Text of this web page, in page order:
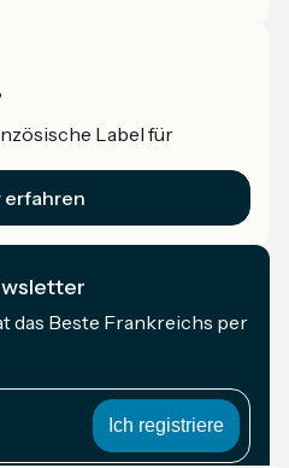
Label für
erfahren
das Beste Frankreichs per